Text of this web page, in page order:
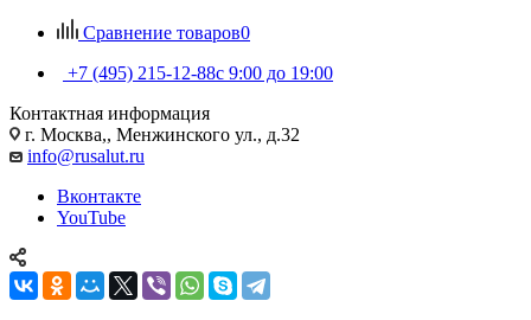
Сравнение товаров0
+7 (495) 215-12-88c 9:00 до 19:00
Контактная информация
г. Москва,, Менжинского ул., д.32
info@rusalut.ru
Вконтакте
YouTube